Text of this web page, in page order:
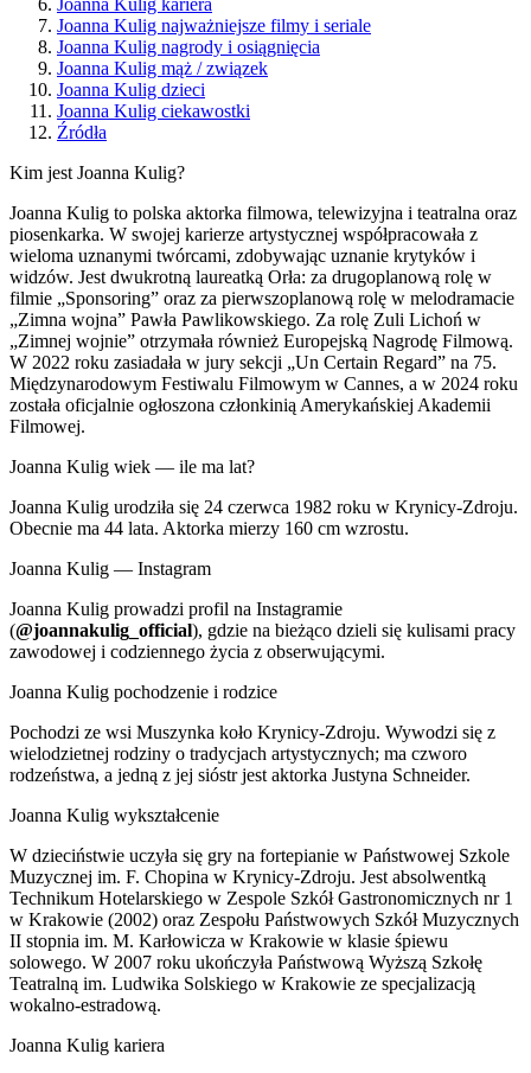
Joanna Kulig najważniejsze filmy i seriale
Joanna Kulig nagrody i osiągnięcia
Joanna Kulig mąż / związek
Joanna Kulig dzieci
Joanna Kulig ciekawostki
Źródła
Kim jest Joanna Kulig?
Joanna Kulig to polska aktorka filmowa, telewizyjna i teatralna oraz
piosenkarka. W swojej karierze artystycznej współpracowała z
wieloma uznanymi twórcami, zdobywając uznanie krytyków i
widzów. Jest dwukrotną laureatką Orła: za drugoplanową rolę w
filmie „Sponsoring” oraz za pierwszoplanową rolę w melodramacie
„Zimna wojna” Pawła Pawlikowskiego. Za rolę Zuli Lichoń w
„Zimnej wojnie” otrzymała również Europejską Nagrodę Filmową.
W 2022 roku zasiadała w jury sekcji „Un Certain Regard” na 75.
Międzynarodowym Festiwalu Filmowym w Cannes, a w 2024 roku
została oficjalnie ogłoszona członkinią Amerykańskiej Akademii
Filmowej.
Joanna Kulig wiek — ile ma lat?
Joanna Kulig urodziła się 24 czerwca 1982 roku w Krynicy-Zdroju.
Obecnie ma 44 lata. Aktorka mierzy 160 cm wzrostu.
Joanna Kulig — Instagram
Joanna Kulig prowadzi profil na Instagramie
(@joannakulig_official), gdzie na bieżąco dzieli się kulisami pracy
zawodowej i codziennego życia z obserwującymi.
Joanna Kulig pochodzenie i rodzice
Pochodzi ze wsi Muszynka koło Krynicy-Zdroju. Wywodzi się z
wielodzietnej rodziny o tradycjach artystycznych; ma czworo
rodzeństwa, a jedną z jej sióstr jest aktorka Justyna Schneider.
Joanna Kulig wykształcenie
W dzieciństwie uczyła się gry na fortepianie w Państwowej Szkole
Muzycznej im. F. Chopina w Krynicy-Zdroju. Jest absolwentką
Technikum Hotelarskiego w Zespole Szkół Gastronomicznych nr 1
w Krakowie (2002) oraz Zespołu Państwowych Szkół Muzycznych
II stopnia im. M. Karłowicza w Krakowie w klasie śpiewu
solowego. W 2007 roku ukończyła Państwową Wyższą Szkołę
Teatralną im. Ludwika Solskiego w Krakowie ze specjalizacją
wokalno-estradową.
Joanna Kulig kariera